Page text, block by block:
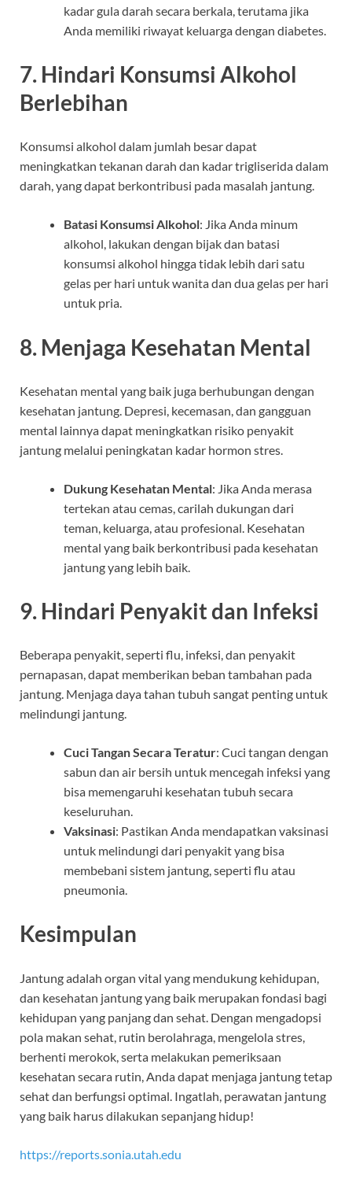
kadar gula darah secara berkala, terutama jika
Anda memiliki riwayat keluarga dengan diabetes.
7. Hindari Konsumsi Alkohol
Berlebihan
Konsumsi alkohol dalam jumlah besar dapat
meningkatkan tekanan darah dan kadar trigliserida dalam
darah, yang dapat berkontribusi pada masalah jantung.
Batasi Konsumsi Alkohol: Jika Anda minum
alkohol, lakukan dengan bijak dan batasi
konsumsi alkohol hingga tidak lebih dari satu
gelas per hari untuk wanita dan dua gelas per hari
untuk pria.
8. Menjaga Kesehatan Mental
Kesehatan mental yang baik juga berhubungan dengan
kesehatan jantung. Depresi, kecemasan, dan gangguan
mental lainnya dapat meningkatkan risiko penyakit
jantung melalui peningkatan kadar hormon stres.
Dukung Kesehatan Mental: Jika Anda merasa
tertekan atau cemas, carilah dukungan dari
teman, keluarga, atau profesional. Kesehatan
mental yang baik berkontribusi pada kesehatan
jantung yang lebih baik.
9. Hindari Penyakit dan Infeksi
Beberapa penyakit, seperti flu, infeksi, dan penyakit
pernapasan, dapat memberikan beban tambahan pada
jantung. Menjaga daya tahan tubuh sangat penting untuk
melindungi jantung.
Cuci Tangan Secara Teratur: Cuci tangan dengan
sabun dan air bersih untuk mencegah infeksi yang
bisa memengaruhi kesehatan tubuh secara
keseluruhan.
Vaksinasi: Pastikan Anda mendapatkan vaksinasi
untuk melindungi dari penyakit yang bisa
membebani sistem jantung, seperti flu atau
pneumonia.
Kesimpulan
Jantung adalah organ vital yang mendukung kehidupan,
dan kesehatan jantung yang baik merupakan fondasi bagi
kehidupan yang panjang dan sehat. Dengan mengadopsi
pola makan sehat, rutin berolahraga, mengelola stres,
berhenti merokok, serta melakukan pemeriksaan
kesehatan secara rutin, Anda dapat menjaga jantung tetap
sehat dan berfungsi optimal. Ingatlah, perawatan jantung
yang baik harus dilakukan sepanjang hidup!
https://reports.sonia.utah.edu